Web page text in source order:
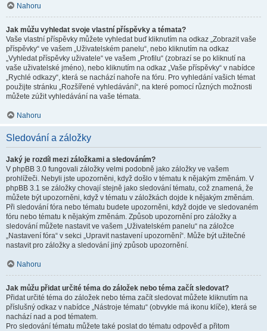
Nahoru
Jak můžu vyhledat svoje vlastní příspěvky a témata?
Vaše vlastní příspěvky můžete vyhledat buď kliknutím na odkaz „Zobrazit vaše
příspěvky“ ve vašem „Uživatelském panelu“, nebo kliknutím na odkaz
„Vyhledat příspěvky uživatele“ ve vašem „Profilu“ (zobrazí se po kliknutí na
vaše uživatelské jméno), nebo kliknutím na odkaz „Vaše příspěvky“ v nabídce
„Rychlé odkazy“, která se nachází nahoře na fóru. Pro vyhledání vašich témat
použijte stránku „Rozšířené vyhledávání“, na které pomocí různých možnosti
můžete zúžit vyhledávání na vaše témata.
Nahoru
Sledování a záložky
Jaký je rozdíl mezi záložkami a sledováním?
V phpBB 3.0 fungovali záložky velmi podobně jako záložky ve vašem
prohlížeči. Nebyli jste upozorněni, když došlo v tématu k nějakým změnám. V
phpBB 3.1 se záložky chovají stejně jako sledování tématu, což znamená, že
můžete být upozorněni, když v tématu v záložkách dojde k nějakým změnám.
Při sledování fóra nebo tématu budete upozorněni, když dojde ve sledovaném
fóru nebo tématu k nějakým změnám. Způsob upozornění pro záložky a
sledování můžete nastavit ve vašem „Uživatelském panelu“ na záložce
„Nastavení fóra“ v sekci „Upravit nastavení upozornění“. Může být užitečné
nastavit pro záložky a sledování jiný způsob upozornění.
Nahoru
Jak můžu přidat určité téma do záložek nebo téma začít sledovat?
Přidat určité téma do záložek nebo téma začít sledovat můžete kliknutím na
příslušný odkaz v nabídce „Nástroje tématu“ (obvykle má ikonu klíče), která se
nachází nad a pod tématem.
Pro sledování tématu můžete také poslat do tématu odpověď a přitom